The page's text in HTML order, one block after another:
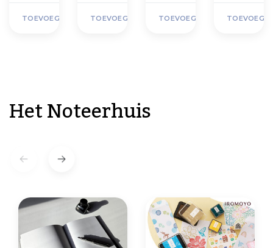
TOEVOEGEN TOEVOEGEN TOEVOEGEN
Het Noteerhuis